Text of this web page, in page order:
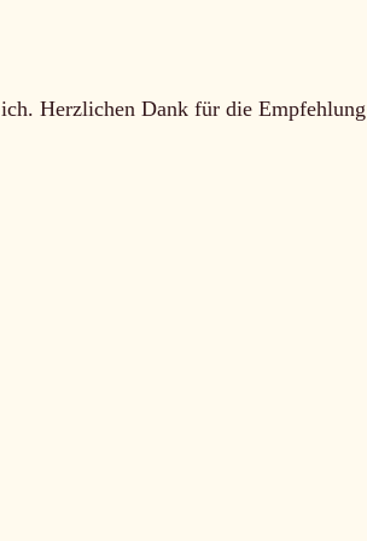
Herzlichen Dank für die